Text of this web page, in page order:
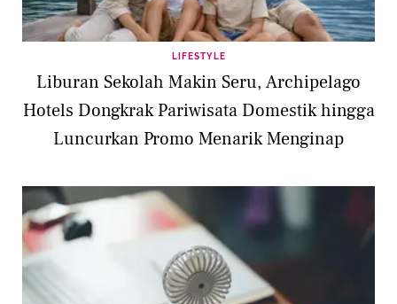
LIFESTYLE
Liburan Sekolah Makin Seru, Archipelago
Hotels Dongkrak Pariwisata Domestik hingga
Luncurkan Promo Menarik Menginap